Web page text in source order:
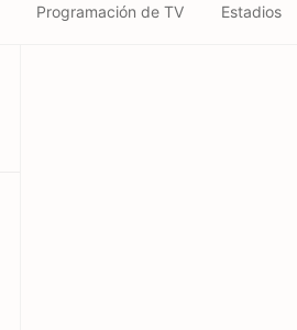
Programación de TV Estadios